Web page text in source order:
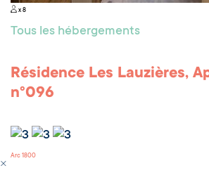
x 8
Tous les hébergements
Résidence Les Lauzières,
n°096
Arc 1800